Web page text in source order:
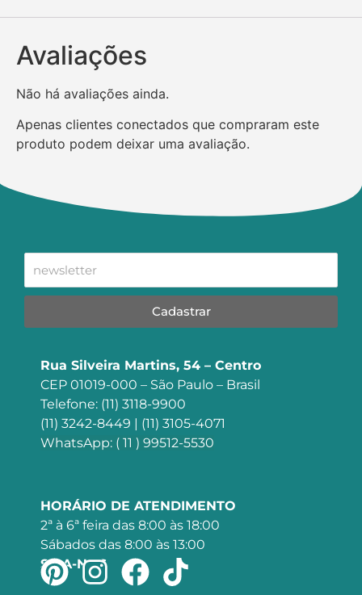
Avaliações
Não há avaliações ainda.
Apenas clientes conectados que compraram este
produto podem deixar uma avaliação.
Cadastrar
Rua Silveira Martins, 54 – Centro
CEP 01019-000 – São Paulo – Brasil
Telefone: (11) 3118-9900
(11) 3242-8449 | (11) 3105-4071
WhatsApp: ( 11 ) 99512-5530
HORÁRIO DE ATENDIMENTO
2ª à 6ª feira das 8:00 às 18:00
Sábados das 8:00 às 13:00
SIGA-NOS